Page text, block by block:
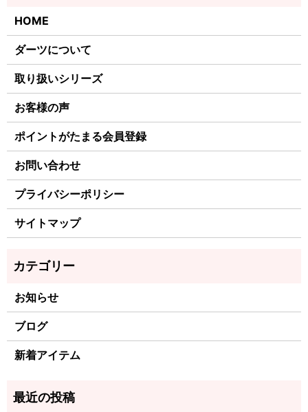
HOME
ダーツについて
取り扱いシリーズ
お客様の声
ポイントがたまる会員登録
お問い合わせ
プライバシーポリシー
サイトマップ
お知らせ
ブログ
新着アイテム